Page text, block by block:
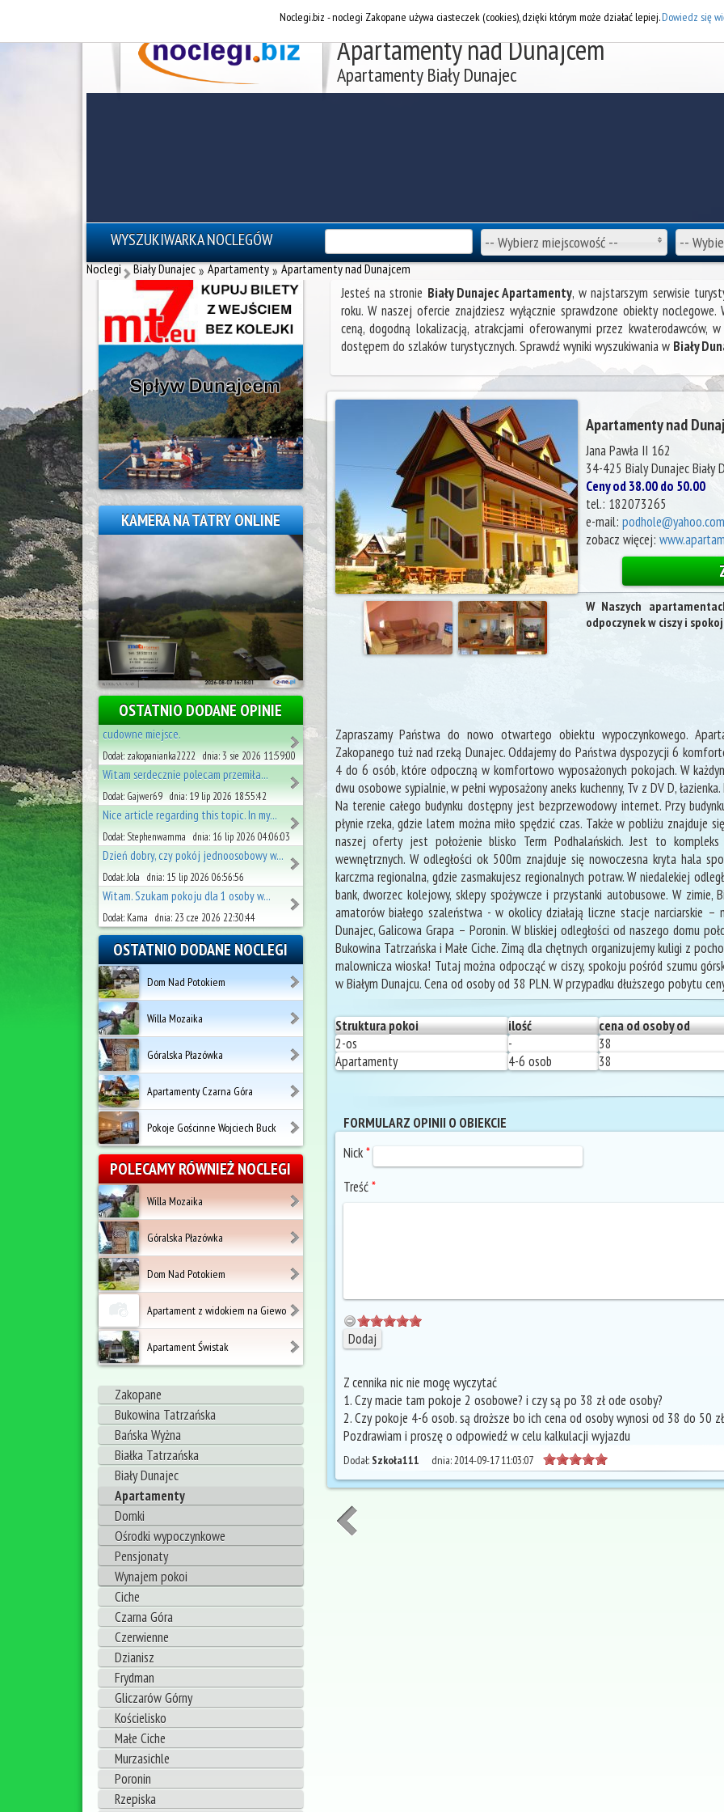
Apartamenty nad Dunajcem
Apartamenty Biały Dunajec
WYSZUKIWARKA NOCLEGÓW -- Wybierz miejscowość -- --
Noclegi Biały Dunajec»Apartamenty»Apartamenty nad Dunajcem
Jesteś na stronie Biały Dunajec Apartamenty, w najstarszym serwisie
roku. W naszej ofercie znajdziesz wyłącznie sprawdzone obiekty
ceną, dogodną lokalizacją, atrakcjami oferowanymi przez kwaterodawców,
dostępem do szlaków turystycznych. Sprawdź wyniki wyszukiwania w Biały
Apartamenty nad
Jana Pawła II 162
34-425 Bialy Dunajec Biały
Ceny od 38.00 do 50.00
tel.: 182073265
e-mail: podhole@yahoo.com
zobacz więcej:
W Naszych
odpoczynek w ciszy i
Zapraszamy Państwa do nowo otwartego obiektu wypoczynkowego.
Zakopanego tuż nad rzeką Dunajec. Oddajemy do Państwa dyspozycji 6
4 do 6 osób, które odpoczną w komfortowo wyposażonych pokojach. W
dwu osobowe sypialnie, w pełni wyposażony aneks kuchenny, Tv z DV D,
Na terenie całego budynku dostępny jest bezprzewodowy internet. Przy
płynie rzeka, gdzie latem można miło spędzić czas. Także w pobliżu znajduje
naszej oferty jest położenie blisko Term Podhalańskich. Jest to kompleks
wewnętrznych. W odległości ok 500m znajduje się nowoczesna kryta hala
karczma regionalna, gdzie zasmakujesz regionalnych potraw. W niedalekiej
bank, dworzec kolejowy, sklepy spożywcze i przystanki autobusowe. W zimie,
amatorów białego szaleństwa - w okolicy działają liczne stacje narciarskie –
Dunajec, Galicowa Grapa – Poronin. W bliskiej odległości od naszego domu
Bukowina Tatrzańska i Małe Ciche. Zimą dla chętnych organizujemy kuligi z
malownicza wioska! Tutaj można odpocząć w ciszy, spokoju pośród szumu
w Białym Dunajcu. Cena od osoby od 38 PLN. W przypadku dłuższego pobytu
Struktura pokoi ilość
cena od osoby od
2-os
-
38
Apartamenty
4-6 osob 38
FORMULARZ OPINII O OBIEKCIE
Nick*
Treść*
Z cennika nic nie mogę wyczytać
1. Czy macie tam pokoje 2 osobowe? i czy są po 38 zł ode osoby?
2. Czy pokoje 4-6 osob. są droższe bo ich cena od osoby wynosi od 38 do 50
Pozdrawiam i proszę o odpowiedź w celu kalkulacji wyjazdu
Dodał: Szkoła111 dnia:2014-09-17 11:03:07
reklama - noclegi Zakopane
KAMERA NA TATRY ONLINE
OSTATNIO DODANE OPINIE
cudowne miejsce.
Dodał: zakopanianka2222 dnia: 3 sie 2026 11:59:00
Witam serdecznie polecam przemiła...
Dodał: Gajwer69 dnia: 19 lip 2026 18:55:42
Nice article regarding this topic. In my...
Dodał: Stephenwamma dnia: 16 lip 2026 04:06:03
Dzień dobry, czy pokój jednoosobowy w...
Dodał: Jola dnia: 15 lip 2026 06:56:56
Witam. Szukam pokoju dla 1 osoby w...
Dodał: Kama dnia: 23 cze 2026 22:30:44
OSTATNIO DODANE NOCLEGI
Dom Nad Potokiem
Willa Mozaika
Góralska Płazówka
Apartamenty Czarna Góra
Pokoje Gościnne Wojciech Buck
POLECAMY RÓWNIEŻ NOCLEGI
Willa Mozaika
Góralska Płazówka
Dom Nad Potokiem
Apartament z widokiem na Giewo
Apartament Świstak
Zakopane
Bukowina Tatrzańska
Bańska Wyżna
Białka Tatrzańska
Biały Dunajec
Apartamenty
Domki
Ośrodki wypoczynkowe
Pensjonaty
Wynajem pokoi
Ciche
Czarna Góra
Czerwienne
Dzianisz
Frydman
Gliczarów Górny
Kościelisko
Małe Ciche
Murzasichle
Poronin
Rzepiska
Noclegi.biz - noclegi Zakopane używa ciasteczek (cookies), dzięki którym może działać lepiej.Dowiedz się